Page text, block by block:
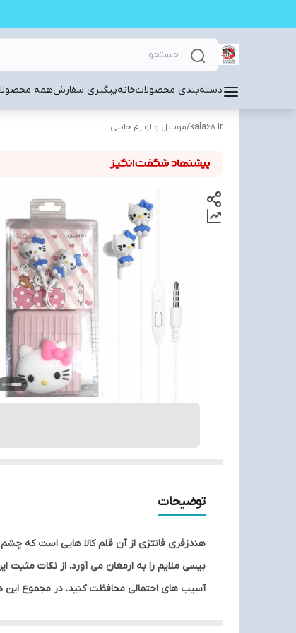
دسته‌بندی محصولاتخانهپیگیری سفارشهمه
kala68.ir
/موبایل و لوازم جانبی
توضیحات
هندزفری فانتزی از آن قلم کالا هایی است که
بیسی ملایم را به ارمغان می آورد. از نکات مثبت
آسیب های احتمالی محافظت کنید. در مجموع این